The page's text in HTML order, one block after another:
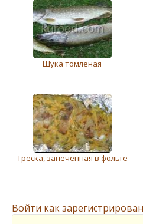
Щука томленая
Треска, запеченная в фольге
Войти как